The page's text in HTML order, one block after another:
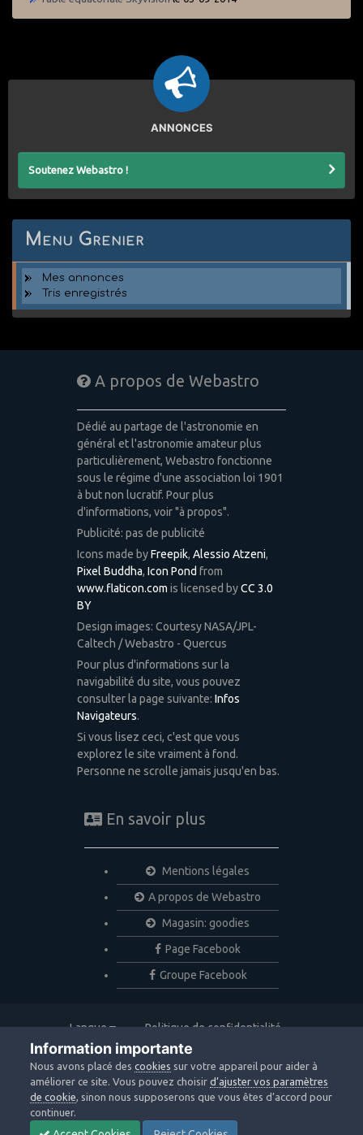
ANNONCES
Soutenez Webastro !
Menu Grenier
Mes annonces
Tris enregistrés
A propos de Webastro
Dédié au partage de l'astronomie en
général et l'astronomie amateur plus
particulièrement, Webastro fonctionne
sous le régime d'une association loi 1901
à but non lucratif. Pour plus
d'informations, voir "à propos".
Publicité: pas de publicité
Icons made byFreepik, Alessio Atzeni,
Pixel Buddha, Icon Pond from
www.flaticon.com is licensed byCC 3.0
BY
Design images: Courtesy NASA/JPL-
Caltech / Webastro - Quercus
Pour plus d'informations sur la
navigabilité du site, vous pouvez
consulter la page suivante: Infos
Navigateurs.
Si vous lisez ceci, c'est que vous
explorez le site vraiment à fond.
Personne ne scrolle jamais jusqu'en bas.
En savoir plus
Mentions légales
A propos de Webastro
Magasin: goodies
Page Facebook
Groupe Facebook
Langue
Politique de confidentialité
Nous contacter
Copyright © 2020 Webastro
Powered by Invision Community
Information importante
Nous avons placé descookies sur votre appareil pour aider à
améliorer ce site. Vous pouvez choisird’ajuster vos paramètres
de cookie, sinon nous supposerons que vous êtes d’accord pour
continuer.